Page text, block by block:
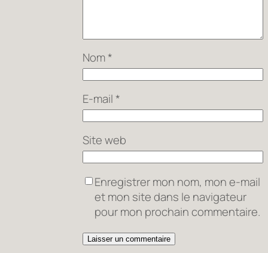
Nom*
E-mail *
Site web
Enregistrer mon nom, mon e-mail
et mon site dans le navigateur
pour mon prochain commentaire.